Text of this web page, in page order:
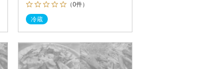
（0件）
冷蔵